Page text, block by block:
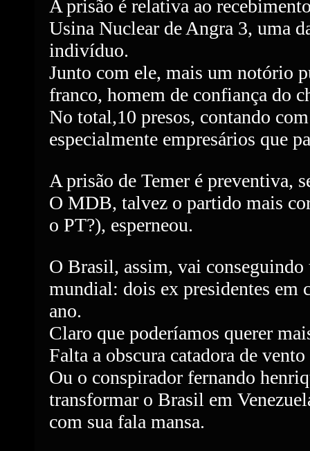
A prisão é relativa ao
Usina Nuclear de Angra 3, uma
indivíduo.
Junto com ele, mais um notório
franco, homem de confiança do
No total,10 presos, contando
especialmente empresários que
A prisão de Temer é preventiva,
O MDB, talvez o partido mais
o PT?), esperneou.
O Brasil, assim, vai conseguindo
mundial: dois ex presidentes em
ano.
Claro que poderíamos querer
Falta a obscura catadora de
Ou o conspirador fernando
transformar o Brasil em
com sua fala mansa.